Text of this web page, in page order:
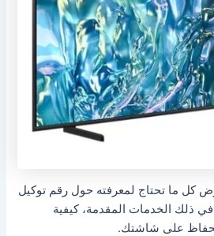
كل ما تحتاج لمعرفته حول رقم توكيل
ذلك الخدمات المقدمة، كيفية
على شاشتك.